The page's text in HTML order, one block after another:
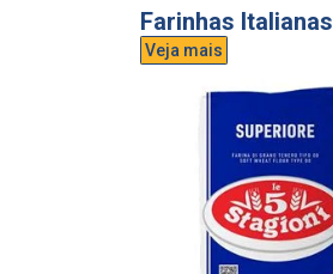
Farinhas Italianas
Veja mais